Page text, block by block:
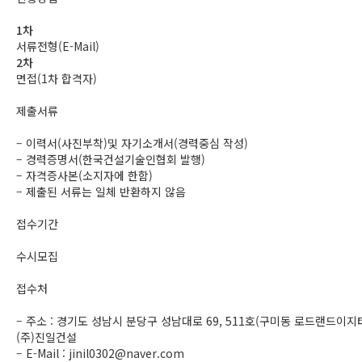
1차
서류전형(E-Mail)
2차
면접(1차 합격자)
제출서류
– 이력서(사진부착)및 자기소개서(경력중심 작성)
– 경력증명서(한국건설기술인협회 발행)
– 자격증사본(소지자에 한함)
– 제출된 서류는 일체 반환하지 않음
접수기간
수시모집
접수처
– 주소 : 경기도 성남시 분당구 성남대로 69, 511호(구미동 로드랜드이지
(주)진일건설
– E-Mail : jinil0302@naver.com